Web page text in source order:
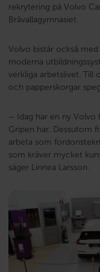
rekrytering på Volvo
Bråvallagymnasiet.
Volvo bistår också
moderna
verkliga arbetslivet. Till
och papperskorgar
– Idag har en ny Volvo
Gripen har. Dessutom
arbeta som
som kräver mycket
säger Linnea Larsson.